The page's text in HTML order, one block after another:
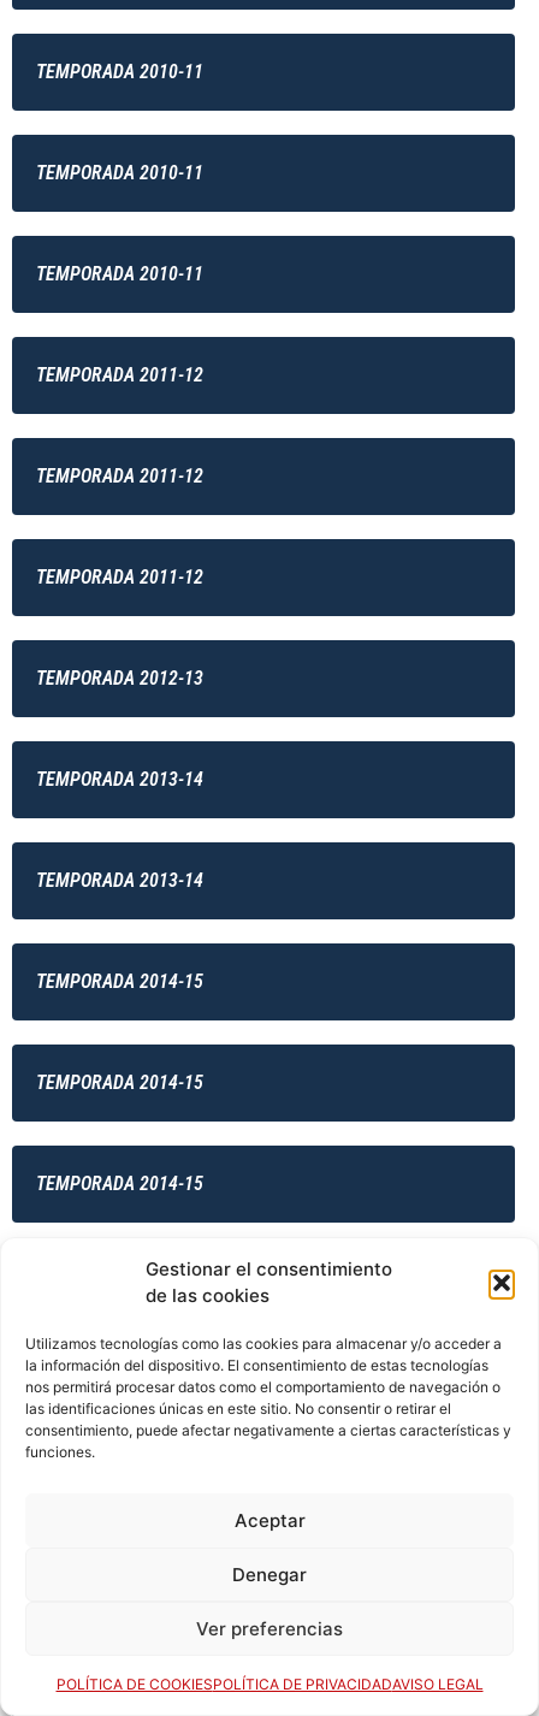
Gestionar el consentimiento
de las cookies
Utilizamos tecnologías como las cookies para almacenar y/o acceder a
la información del dispositivo. El consentimiento de estas tecnologías
nos permitirá procesar datos como el comportamiento de navegación o
las identificaciones únicas en este sitio. No consentir o retirar el
consentimiento, puede afectar negativamente a ciertas características y
funciones.
Aceptar
Denegar
Ver preferencias
POLÍTICA DE COOKIESPOLÍTICA DE PRIVACIDADAVISO LEGAL
TEMPORADA 2010-11
TEMPORADA 2010-11
TEMPORADA 2010-11
TEMPORADA 2011-12
TEMPORADA 2011-12
TEMPORADA 2011-12
TEMPORADA 2012-13
TEMPORADA 2013-14
TEMPORADA 2013-14
TEMPORADA 2014-15
TEMPORADA 2014-15
TEMPORADA 2014-15
TEMPORADA 2014-15
TEMPORADA 2014-15
TEMPORADA 2015-16